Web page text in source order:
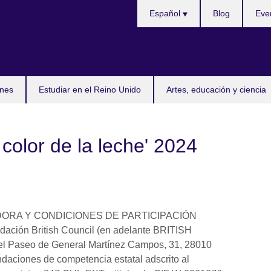
Estudiar en el Reino Unido Artes, educación y ciencia
idioma
Español Blog
de la leche' 2024
Y CONDICIONES DE PARTICIPACIÓN
British Council (en adelante BRITISH
Paseo de General Martínez Campos, 31, 28010
de competencia estatal adscrito al